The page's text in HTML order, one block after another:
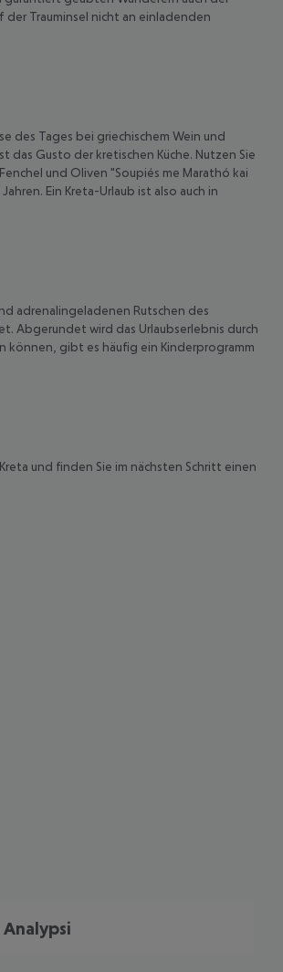
der Trauminsel nicht an einladenden
des Tages bei griechischem Wein und
das Gusto der kretischen Küche. Nutzen Sie
und Oliven "Soupiés me Marathó kai
Ein Kreta-Urlaub ist also auch in
adrenalingeladenen Rutschen des
Abgerundet wird das Urlaubserlebnis durch
können, gibt es häufig ein Kinderprogramm
und finden Sie im nächsten Schritt einen
Analypsi